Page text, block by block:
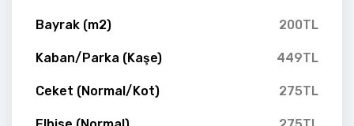
Bayrak (m2) 200TL
Kaban/Parka (Kaşe) 449TL
Ceket (Normal/Kot) 275TL